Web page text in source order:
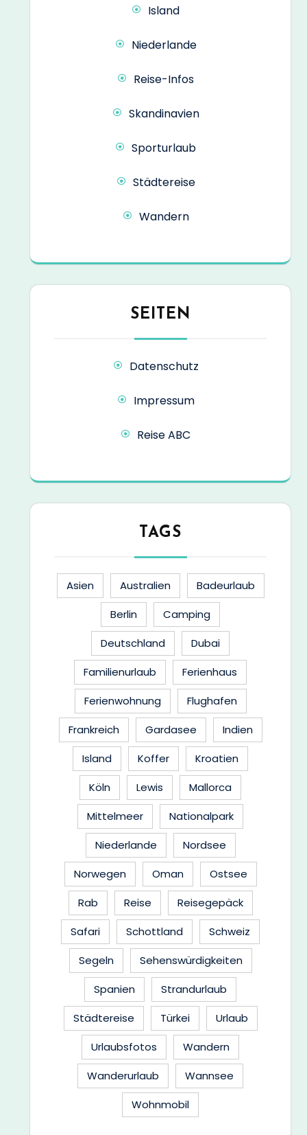
Island
Niederlande
Reise-Infos
Skandinavien
Sporturlaub
Städtereise
Wandern
SEITEN
Datenschutz
Impressum
Reise ABC
TAGS
Asien Australien
Badeurlaub
Berlin
Camping
Deutschland
Dubai
Familienurlaub
Ferienhaus
Ferienwohnung
Flughafen
Frankreich
Gardasee
Indien
Island
Koffer
Kroatien
Köln
Lewis
Mallorca
Mittelmeer
Nationalpark
Niederlande
Nordsee
Norwegen
Oman
Ostsee
Rab
Reise
Reisegepäck
Safari
Schottland
Schweiz
Segeln
Sehenswürdigkeiten
Spanien
Strandurlaub
Städtereise
Türkei
Urlaub
Urlaubsfotos
Wandern
Wanderurlaub
Wannsee
Wohnmobil